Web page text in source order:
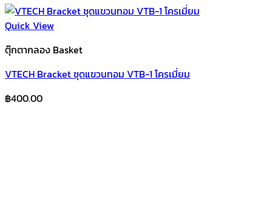
Quick View
ตุ๊กตากลอง Basket
VTECH Bracket ชุดแขวนทอม VTB-1 โครเมี่ยม
฿400.00